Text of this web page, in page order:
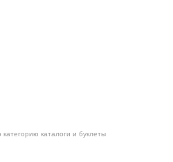
каталоги и буклеты